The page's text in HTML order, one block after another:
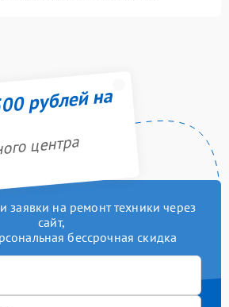
рублей на
центра
на ремонт техники через
сайт,
бессрочная скидка